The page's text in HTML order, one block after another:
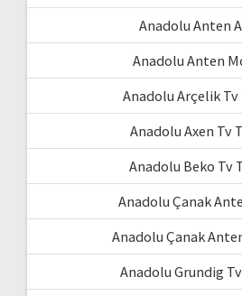
Anadolu Anten
Anadolu Anten
Anadolu Arçelik
Anadolu Axen Tv
Anadolu Beko Tv
Anadolu Çanak
Anadolu Çanak
Anadolu Grundig